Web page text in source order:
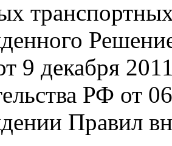
9 декабря
РФ от
Правил